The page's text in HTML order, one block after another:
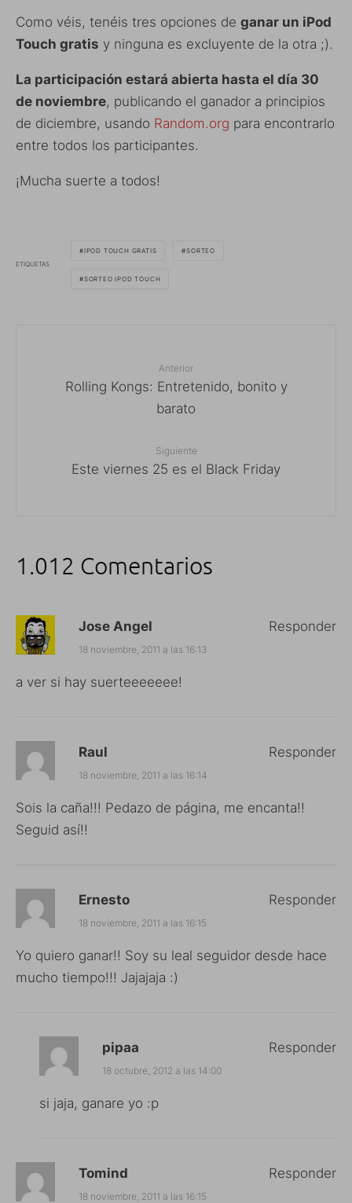
Como véis, tenéis tres opciones de ganar un iPod
Touch gratis y ninguna es excluyente de la otra ;).
La participación estará abierta hasta el día 30
de noviembre, publicando el ganador a principios
de diciembre, usando Random.org para encontrarlo
entre todos los participantes.
¡Mucha suerte a todos!
ETIQUETAS
IPOD TOUCH GRATIS SORTEO
SORTEO IPOD TOUCH
Anterior
Rolling Kongs: Entretenido, bonito y
barato
Siguiente
Este viernes 25 es el Black Friday
1.012 Comentarios
Jose Angel
18 noviembre, 2011 a las 16:13
a ver si hay suerteeeeeee!
Responder
Raul
18 noviembre, 2011 a las 16:14
Sois la caña!!! Pedazo de página, me encanta!!
Seguid así!!
Responder
Ernesto
18 noviembre, 2011 a las 16:15
Yo quiero ganar!! Soy su leal seguidor desde hace
mucho tiempo!!! Jajajaja :)
Responder
pipaa
18 octubre, 2012 a las 14:00
si jaja, ganare yo :p
Responder
Tomind
18 noviembre, 2011 a las 16:15
Responder